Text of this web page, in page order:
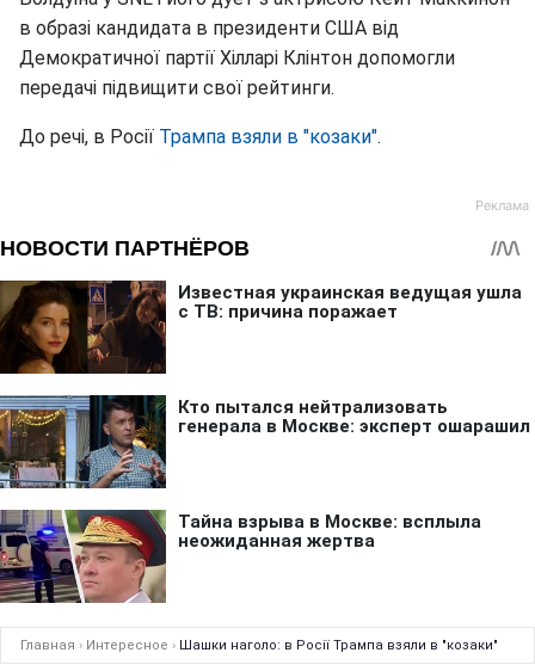
в образі кандидата в президенти США від
Демократичної партії Хілларі Клінтон допомогли
передачі підвищити свої рейтинги.
До речі, в Росії Трампа взяли в "козаки".
Главная › Интересное › Шашки наголо: в Росії Трампа взяли в "козаки"